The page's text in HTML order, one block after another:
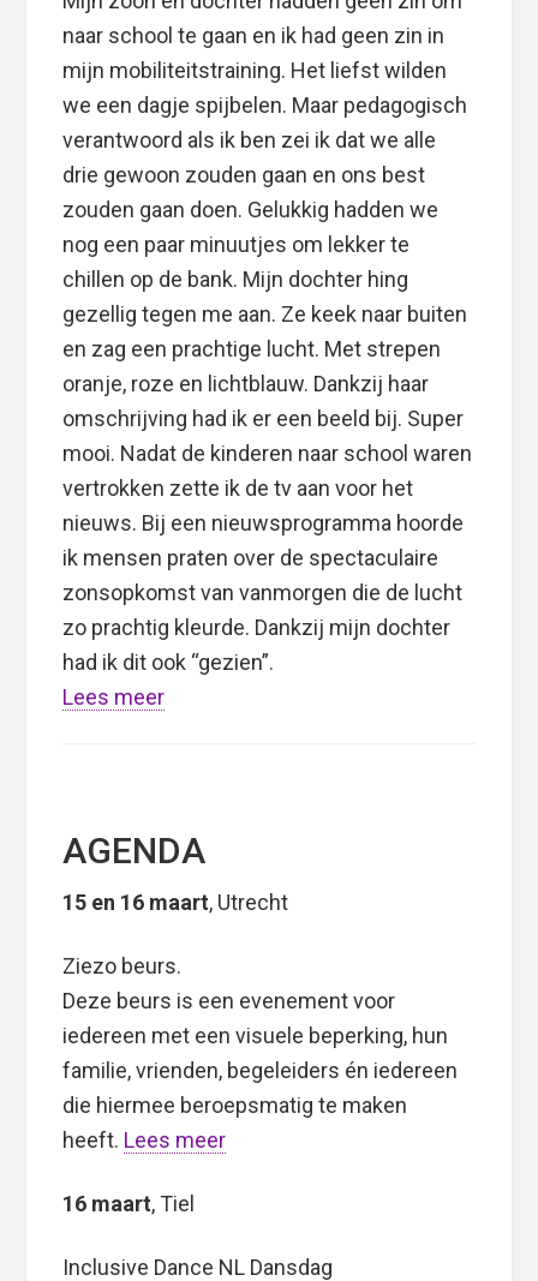
naar school te gaan en ik had geen zin in
mijn mobiliteitstraining. Het liefst wilden
we een dagje spijbelen. Maar pedagogisch
verantwoord als ik ben zei ik dat we alle
drie gewoon zouden gaan en ons best
zouden gaan doen. Gelukkig hadden we
nog een paar minuutjes om lekker te
chillen op de bank. Mijn dochter hing
gezellig tegen me aan. Ze keek naar buiten
en zag een prachtige lucht. Met strepen
oranje, roze en lichtblauw. Dankzij haar
omschrijving had ik er een beeld bij. Super
mooi. Nadat de kinderen naar school waren
vertrokken zette ik de tv aan voor het
nieuws. Bij een nieuwsprogramma hoorde
ik mensen praten over de spectaculaire
zonsopkomst van vanmorgen die de lucht
zo prachtig kleurde. Dankzij mijn dochter
had ik dit ook “gezien”.
Lees meer
AGENDA
15 en 16 maart, Utrecht
Ziezo beurs.
Deze beurs is een evenement voor
iedereen met een visuele beperking, hun
familie, vrienden, begeleiders én iedereen
die hiermee beroepsmatig te maken
heeft. Lees meer
16 maart, Tiel
Inclusive Dance NL Dansdag